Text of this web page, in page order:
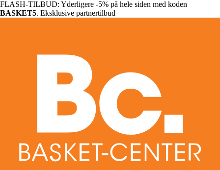
FLASH-TILBUD: Yderligere -5% på hele siden med koden
BASKET5. Eksklusive partnertilbud